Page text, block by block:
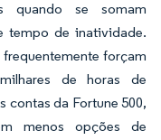
quando se somam
tempo de inatividade.
forçam
de horas de
contas da Fortune 500,
menos opções de